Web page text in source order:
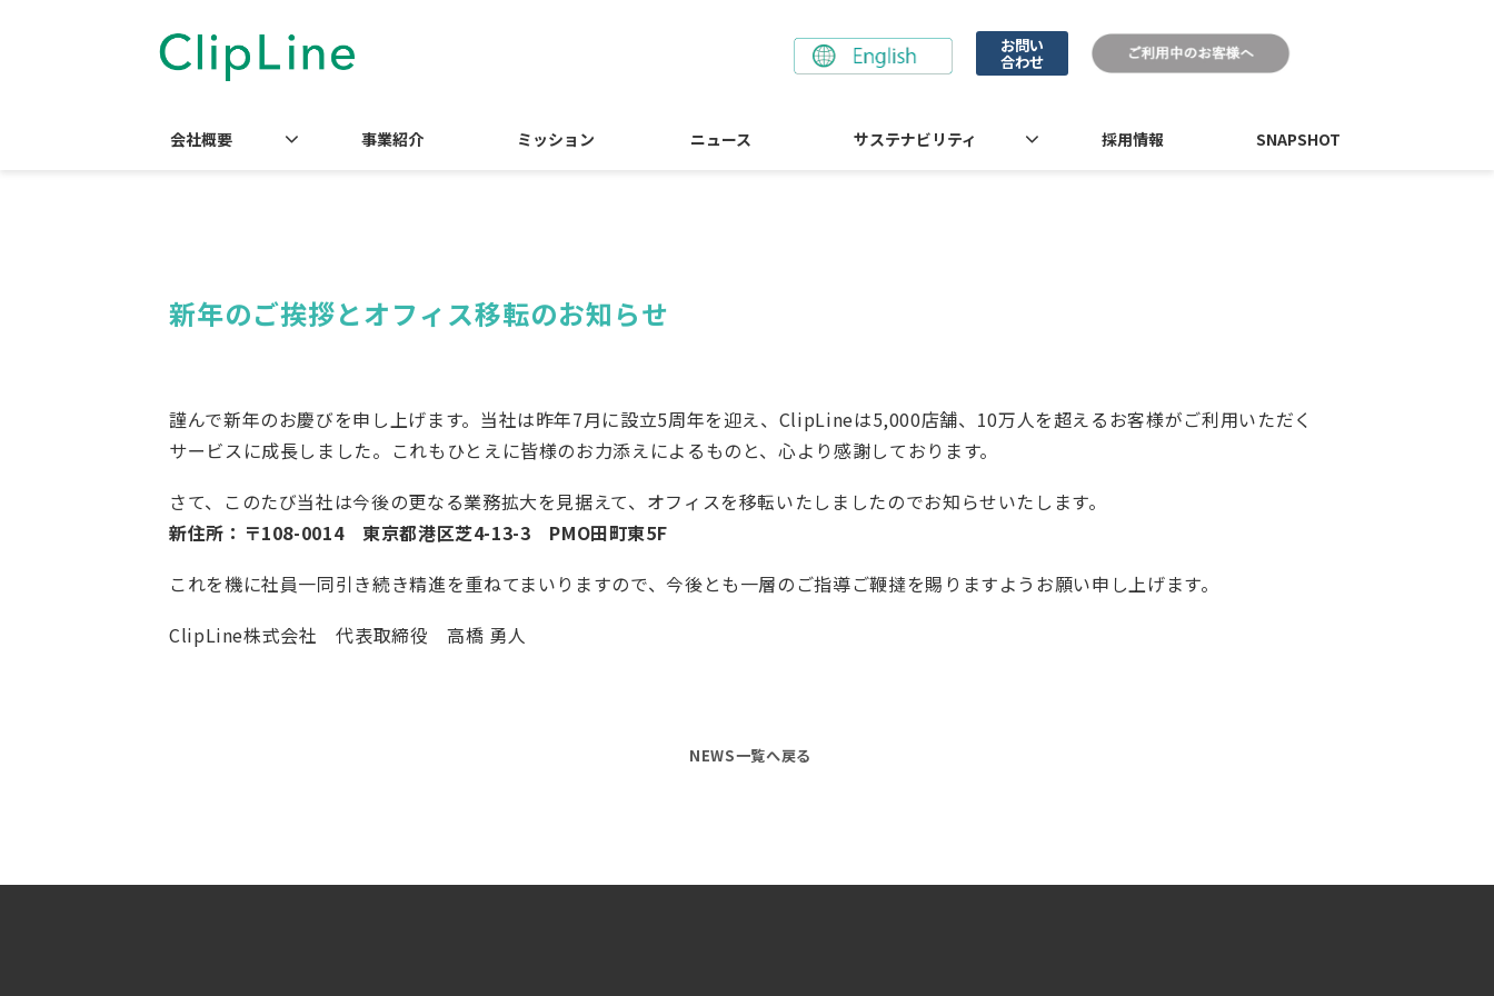
お問い
合わせ
会社概要 事業紹介 ミッション ニュース サステナビリティ 採用情報 SNAPSHOT
新年のご挨拶とオフィス移転のお知らせ
謹んで新年のお慶びを申し上げます。当社は昨年7月に設立5周年を迎え、ClipLineは5,000店舗、10万人を超えるお客様がご利用いただく
サービスに成長しました。これもひとえに皆様のお力添えによるものと、心より感謝しております。
さて、このたび当社は今後の更なる業務拡大を見据えて、オフィスを移転いたしましたのでお知らせいたします。
新住所：〒108-0014 東京都港区芝4-13-3 PMO田町東5F
これを機に社員一同引き続き精進を重ねてまいりますので、今後とも一層のご指導ご鞭撻を賜りますようお願い申し上げます。
ClipLine株式会社 代表取締役 高橋 勇人
NEWS一覧へ戻る